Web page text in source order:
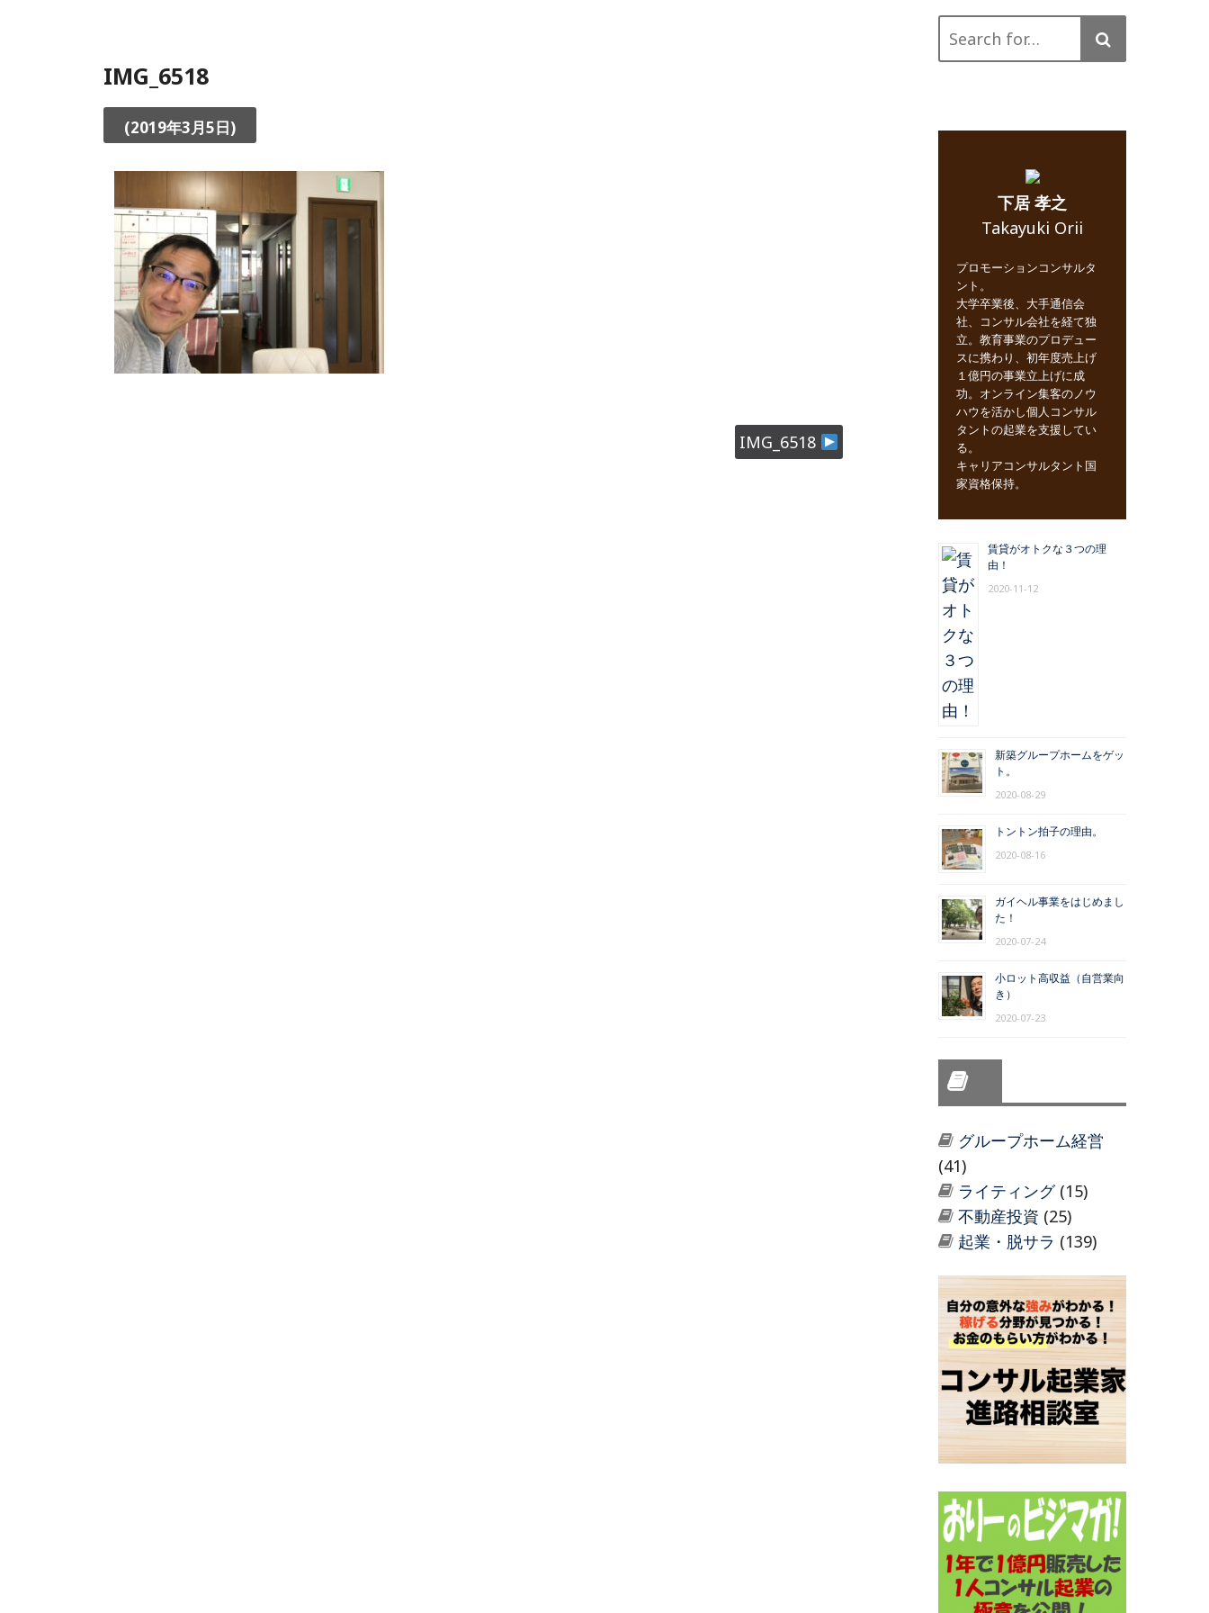
IMG_6518
(2019年3月5日)
IMG_6518
for:
下居 孝之
Takayuki Orii
プロモーションコンサルタ
ント。
大学卒業後、大手通信会
社、コンサル会社を経て独
立。教育事業のプロデュー
スに携わり、初年度売上げ
１億円の事業立上げに成
功。オンライン集客のノウ
ハウを活かし個人コンサル
タントの起業を支援してい
る。
キャリアコンサルタント国
家資格保持。
賃貸がオトクな３つの理
由！
2020-11-12
新築グループホームをゲッ
ト。
2020-08-29
トントン拍子の理由。
2020-08-16
ガイヘル事業をはじめまし
た！
2020-07-24
小ロット高収益（自営業向
き）
2020-07-23
グループホーム経営
(41)
ライティング(15)
不動産投資 (25)
起業・脱サラ (139)